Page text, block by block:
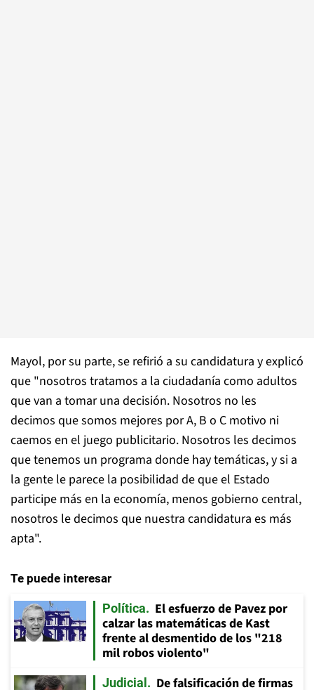
Mayol, por su parte, se refirió a su candidatura y explicó
que "nosotros tratamos a la ciudadanía como adultos
que van a tomar una decisión. Nosotros no les
decimos que somos mejores por A, B o C motivo ni
caemos en el juego publicitario. Nosotros les decimos
que tenemos un programa donde hay temáticas, y si a
la gente le parece la posibilidad de que el Estado
participe más en la economía, menos gobierno central,
nosotros le decimos que nuestra candidatura es más
apta".
Te puede interesar
Política
El esfuerzo de Pavez por
calzar las matemáticas de Kast
frente al desmentido de los "218
mil robos violento"
Judicial
De falsificación de firmas